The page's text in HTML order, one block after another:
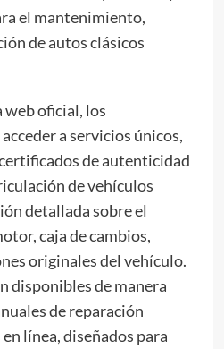
el mantenimiento,
de autos clásicos
web oficial, los
a servicios únicos,
de autenticidad
de vehículos
detallada sobre el
caja de cambios,
originales del vehículo.
disponibles de manera
de reparación
línea, diseñados para